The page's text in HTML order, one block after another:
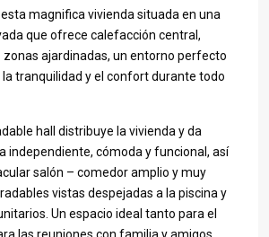
magnifica vivienda situada en una
que ofrece calefacción central,
zonas ajardinadas, un entorno perfecto
tranquilidad y el confort durante todo
hall distribuye la vivienda y da
independiente, cómoda y funcional, así
salón – comedor amplio y muy
vistas despejadas a la piscina y
Un espacio ideal tanto para el